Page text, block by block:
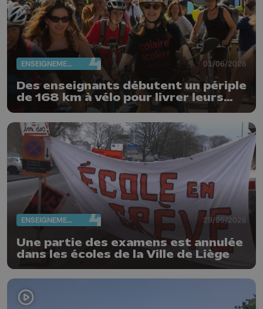
ENSEIGNEMENT 01/06/2026
Des enseignants débutent un périple
de 168 km à vélo pour livrer leurs
revendications
ENSEIGNEMENT 29/05/2026
Une partie des examens est annulée
dans les écoles de la Ville de Liège